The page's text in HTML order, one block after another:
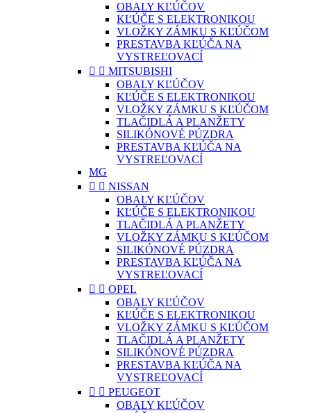
OBALY KĽÚČOV
KĽÚČE S ELEKTRONIKOU
VLOŽKY ZÁMKU S KĽÚČOM
PRESTAVBA KĽÚČA NA
VYSTREĽOVACÍ
  MITSUBISHI
OBALY KĽÚČOV
KĽÚČE S ELEKTRONIKOU
VLOŽKY ZÁMKU S KĽÚČOM
TLAČIDLÁ A PLANŽETY
SILIKÓNOVÉ PÚZDRA
PRESTAVBA KĽÚČA NA
VYSTREĽOVACÍ
MG
  NISSAN
OBALY KĽÚČOV
KĽÚČE S ELEKTRONIKOU
TLAČIDLÁ A PLANŽETY
VLOŽKY ZÁMKU S KĽÚČOM
SILIKÓNOVÉ PÚZDRA
PRESTAVBA KĽÚČA NA
VYSTREĽOVACÍ
  OPEL
OBALY KĽÚČOV
KĽÚČE S ELEKTRONIKOU
VLOŽKY ZÁMKU S KĽÚČOM
TLAČIDLÁ A PLANŽETY
SILIKÓNOVÉ PÚZDRA
PRESTAVBA KĽÚČA NA
VYSTREĽOVACÍ
  PEUGEOT
OBALY KĽÚČOV